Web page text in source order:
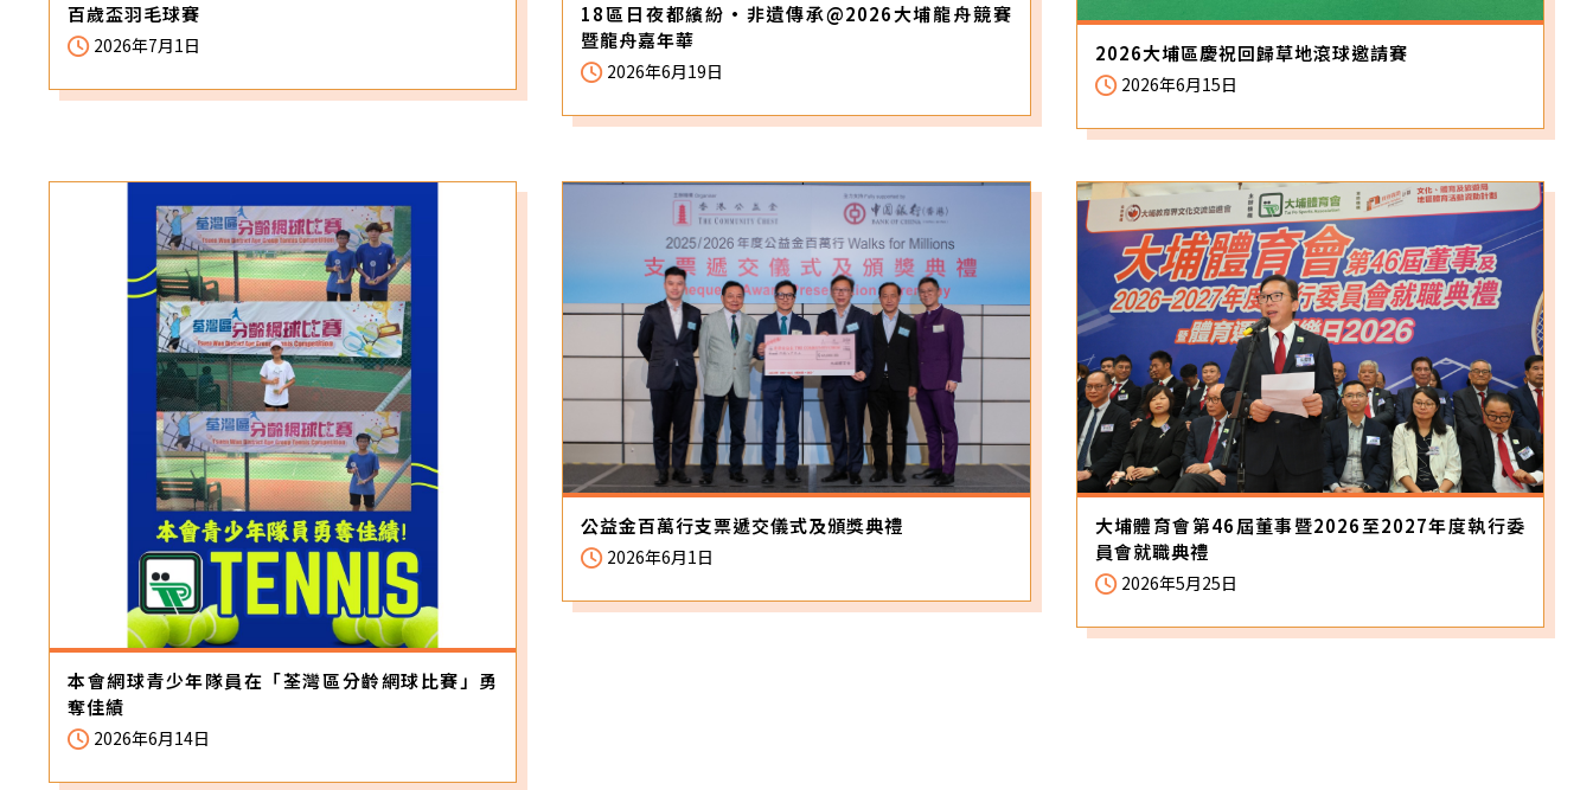
百歲盃羽毛球賽
2026年7月1日
18區日夜都繽紛·非遺傳承@2026大埔龍舟競賽
暨龍舟嘉年華
2026年6月19日
2026大埔區慶祝回歸草地滾球邀請賽
2026年6月15日
本會網球青少年隊員在「荃灣區分齡網球比賽」勇
奪佳績
2026年6月14日
公益金百萬行支票遞交儀式及頒獎典禮
2026年6月1日
大埔體育會第46屆董事暨2026至2027年度執行委
員會就職典禮
2026年5月25日